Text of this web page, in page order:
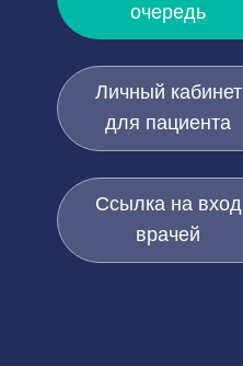
очередь
Личный кабинет
для пациента
Ссылка на вход
врачей